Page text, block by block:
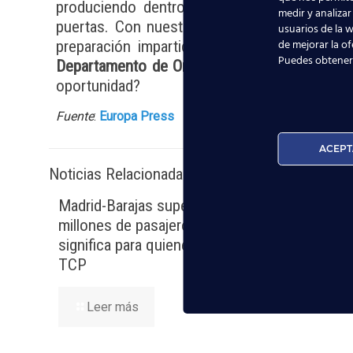
produciendo dentro de la geografía
puertas. Con nuestro
curso de Tripulante
preparación impartida por los mejores
Departamento de Orientación Laboraly
oportunidad?
Fuente: Europa Press
Noticias Relacionadas
Madrid-Barajas supera los 6
millones de pasajeros junio: qué
significa para quienes quieren ser
TCP
Leer más
medir y
usuarios de la
de mejorar la
Puedes